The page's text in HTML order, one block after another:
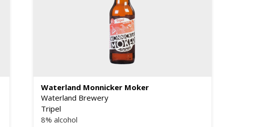
Waterland Monnicker Moker
Waterland Brewery
Tripel
8% alcohol